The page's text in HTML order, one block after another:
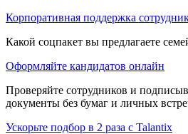
Корпоративная поддержка
Какой соцпакет вы предлагаете
Оформляйте кандидатов онлайн
Проверяйте сотрудников и
документы без бумаг и личных
Ускорьте подбор в 2 раза с Talantix